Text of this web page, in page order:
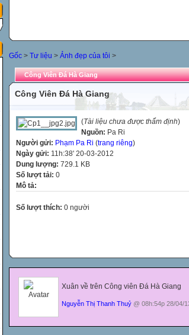
Gốc > Tư liệu > Ảnh đẹp của tôi >
Công Viên Đá Hà Giang
Công Viên Đá Hà Giang
(Tài liệu chưa được thẩm định)
Nguồn: Pa Ri
Người gửi: Phạm Pa Ri (trang riêng)
Ngày gửi: 11h:38' 20-03-2012
Dung lượng: 729.1 KB
Số lượt tải: 0
Mô tả:
Số lượt thích: 0 người
Xuân về trên Công viên Đá Hà Giang
Nguyễn Thị Thanh Thuỷ @ 08h:54p 28/04/